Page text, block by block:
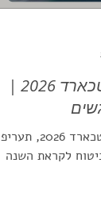
ביטוח נסיעות פספורטכארד 2026 |
ביטוח נסיעות לחו"ל פספורטכארד
לקראת השנה